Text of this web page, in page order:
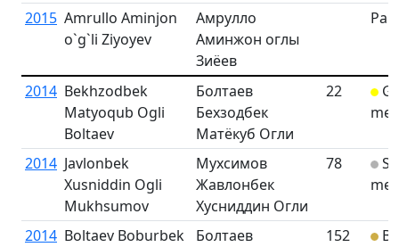
2015 Amrullo Aminjon
о`g`li Ziyoyev
Амрулло
Аминжон оглы
Зиёев
2014 Bekhzodbek
Matyoqub Ogli
Boltaev
Болтаев
Бехзодбек
Матёкуб Огли
22
2014 Javlonbek
Xusniddin Ogli
Mukhsumov
Мухсимов
Жавлонбек
Хусниддин Огли
78
2014 Boltaev Boburbek Болтаев 152